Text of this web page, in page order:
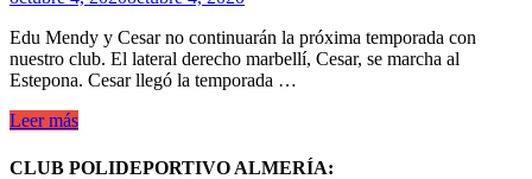
Edu Mendy y Cesar no continuarán la próxima temporada con
nuestro club. El lateral derecho marbellí, Cesar, se marcha al
Estepona. Cesar llegó la temporada …
Leer más
CLUB POLIDEPORTIVO ALMERÍA: